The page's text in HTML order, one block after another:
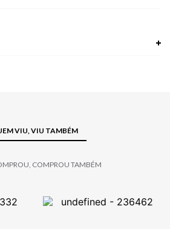
VIU, VIU TAMBÉM
COMPROU TAMBÉM